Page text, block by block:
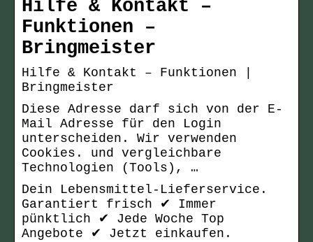
Hilfe & Kontakt –
Funktionen –
Bringmeister
Hilfe & Kontakt – Funktionen |
Bringmeister
Diese Adresse darf sich von der E-
Mail Adresse für den Login
unterscheiden. Wir verwenden
Cookies. und vergleichbare
Technologien (Tools), …
Dein Lebensmittel-Lieferservice.
Garantiert frisch ✔ Immer
pünktlich ✔ Jede Woche Top
Angebote ✔ Jetzt einkaufen.